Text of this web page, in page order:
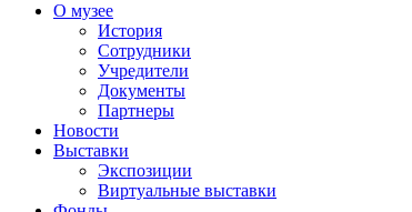
О музее
История
Сотрудники
Учредители
Документы
Партнеры
Новости
Выставки
Экспозиции
Виртуальные выставки